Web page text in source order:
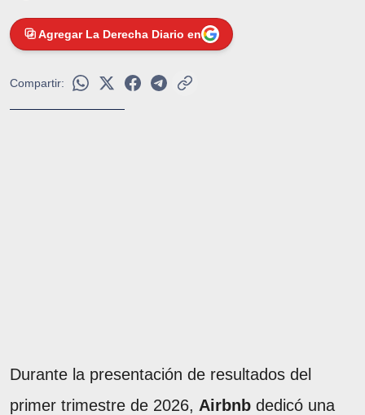
Agregar La Derecha Diario en
Compartir:
Durante la presentación de resultados del
primer trimestre de 2026, Airbnb dedicó una